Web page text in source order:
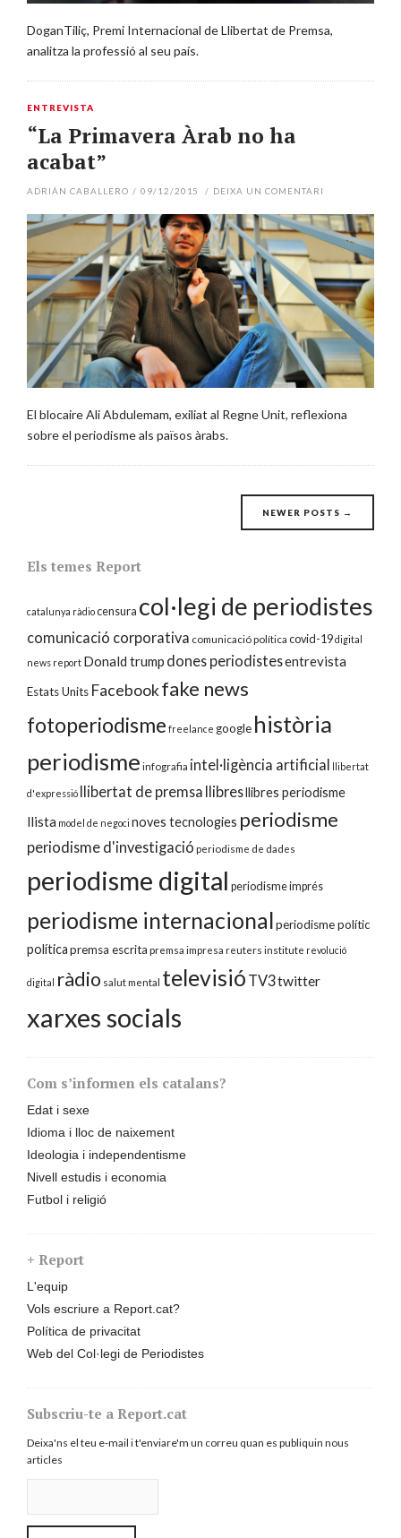
DoganTiliç, Premi Internacional de Llibertat de Premsa,
analitza la professió al seu país.
ENTREVISTA
“La Primavera Àrab no ha
acabat”
ADRIÁN CABALLERO / 09/12/2015 / DEIXA UN COMENTARI
El blocaire Ali Abdulemam, exiliat al Regne Unit, reflexiona
sobre el periodisme als països àrabs.
NEWER POSTS →
Els temes Report
catalunya ràdiocensura col·legi de periodistes
comunicació corporativa comunicació política covid-19digital
news report Donald trump dones periodistesentrevista
Estats Units Facebookfake news
fotoperiodisme freelance google història
periodisme infografia intel·ligència artificial llibertat
d'expressió llibertat de premsa llibresllibres periodisme
llista model de negoci noves tecnologies periodisme
periodisme d'investigació periodisme de dades
periodisme digital periodisme imprés
periodisme internacionalperiodisme polític
políticapremsa escrita premsa impresa reuters institute revolució
digital ràdio salut mental televisió TV3twitter
xarxes socials
Com s’informen els catalans?
Edat i sexe
Idioma i lloc de naixement
Ideologia i independentisme
Nivell estudis i economia
Futbol i religió
+ Report
L'equip
Vols escriure a Report.cat?
Política de privacitat
Web del Col·legi de Periodistes
Subscriu-te a Report.cat
Deixa'ns el teu e-mail i t'enviare'm un correu quan es publiquin nous
articles